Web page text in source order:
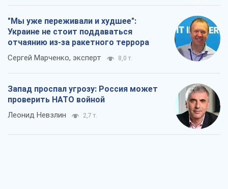
"Мы уже переживали и худшее":
Украине не стоит поддаваться
отчаянию из-за ракетного террора
Сергей Марченко, эксперт 8,0 т.
Запад проспал угрозу: Россия может
проверить НАТО войной
Леонид Невзлин 2,7 т.